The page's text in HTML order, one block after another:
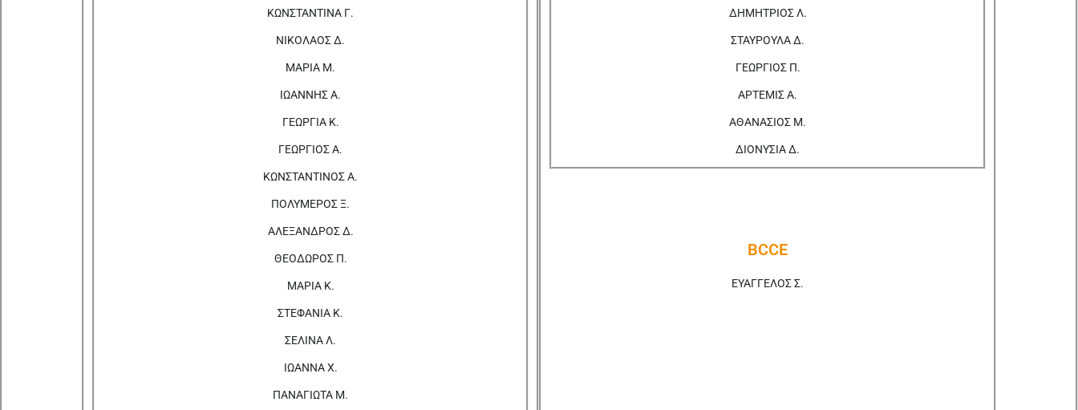
ΚΩΝΣΤΑΝΤΙΝΑ Γ.
ΝΙΚΟΛΑΟΣ Δ.
ΜΑΡΙΑ Μ.
ΙΩΑΝΝΗΣ Α.
ΓΕΩΡΓΙΑ Κ.
ΓΕΩΡΓΙΟΣ Α.
ΚΩΝΣΤΑΝΤΙΝΟΣ Α.
ΠΟΛΥΜΕΡΟΣ Ξ.
ΑΛΕΞΑΝΔΡΟΣ Δ.
ΘΕΟΔΩΡΟΣ Π.
ΜΑΡΙΑ Κ.
ΣΤΕΦΑΝΙΑ Κ.
ΣΕΛΙΝΑ Λ.
ΙΩΑΝΝΑ Χ.
ΠΑΝΑΓΙΩΤΑ Μ.
ΔΗΜΗΤΡΙΟΣ Λ.
ΣΤΑΥΡΟΥΛΑ Δ.
ΓΕΩΡΓΙΟΣ Π.
ΑΡΤΕΜΙΣ Α.
ΑΘΑΝΑΣΙΟΣ Μ.
ΔΙΟΝΥΣΙΑ Δ.
BCCE
ΕΥΑΓΓΕΛΟΣ Σ.